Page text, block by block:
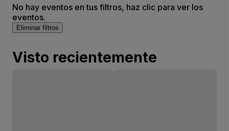
No hay eventos en tus filtros, haz clic para ver los
eventos.
Eliminar filtros
Visto recientemente